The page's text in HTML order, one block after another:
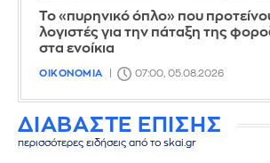
Το «πυρηνικό όπλο» που
λογιστές για την πάταξη της
στα ενοίκια
ΟΙΚΟΝΟΜΙΑ 07:00, 05.08.2026
ΔΙΑΒΑΣΤΕ ΕΠΙΣΗΣ
περισσότερες ειδήσεις από το skai.gr